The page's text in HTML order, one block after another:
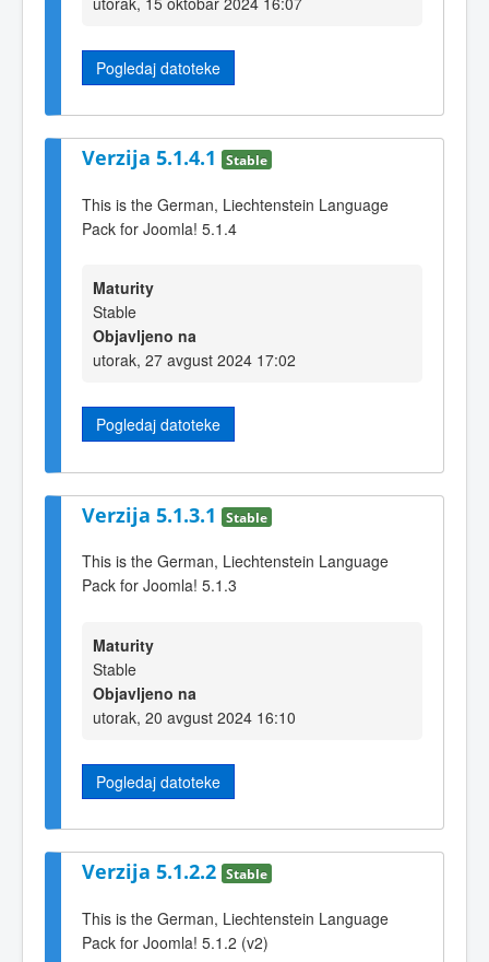
Pogledaj datoteke
Verzija 5.1.4.1 Stable
This is the German, Liechtenstein Language
Pack for Joomla! 5.1.4
Maturity
Stable
Objavljeno na
utorak, 27 avgust 2024 17:02
Pogledaj datoteke
Verzija 5.1.3.1 Stable
This is the German, Liechtenstein Language
Pack for Joomla! 5.1.3
Maturity
Stable
Objavljeno na
utorak, 20 avgust 2024 16:10
Pogledaj datoteke
Verzija 5.1.2.2 Stable
This is the German, Liechtenstein Language
Pack for Joomla! 5.1.2 (v2)